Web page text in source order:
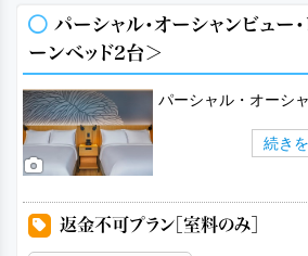
パーシャル・オーシャンビュー
ーンベッド2台＞
パーシャル・オーシ
続き
返金不可プラン［室料のみ］